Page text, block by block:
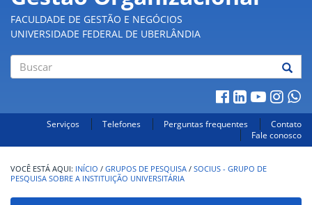
FACULDADE DE GESTÃO E NEGÓCIOS
UNIVERSIDADE FEDERAL DE UBERLÂNDIA
Serviços Telefones Perguntas frequentes
Contato
Fale conosco
INÍCIO / GRUPOS DE PESQUISA / SOCIUS - GRUPO DE
PESQUISA SOBRE A INSTITUIÇÃO UNIVERSITÁRIA